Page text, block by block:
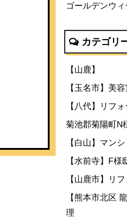
ゴールデンウ
カテゴリ
【山鹿】
【玉名市】美容
【八代】リフ
菊池郡菊陽町N
【白山】マン
【水前寺】F様
【山鹿市】リ
【熊本市北区
理